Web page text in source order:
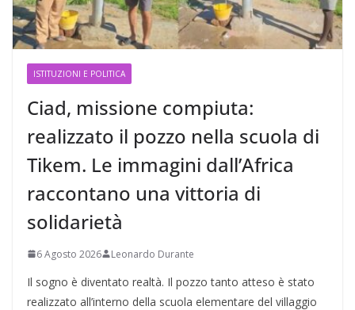
ISTITUZIONI E POLITICA
Ciad, missione compiuta:
realizzato il pozzo nella scuola di
Tikem. Le immagini dall’Africa
raccontano una vittoria di
solidarietà
6 Agosto 2026 Leonardo Durante
Il sogno è diventato realtà. Il pozzo tanto atteso è stato
realizzato all’interno della scuola elementare del villaggio